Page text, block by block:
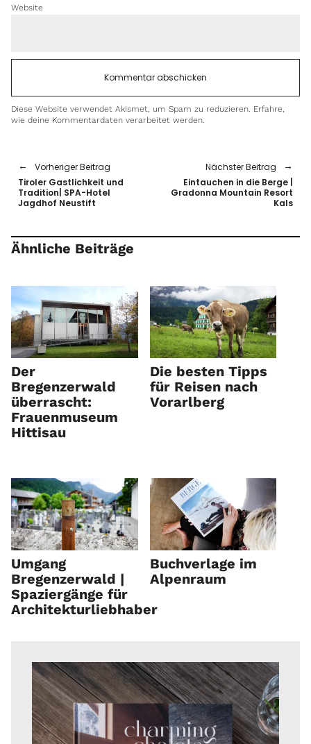
Website
Diese Website verwendet Akismet, um Spam zu reduzieren. Erfahre,
wie deine Kommentardaten verarbeitet werden.
Vorheriger Beitrag
Tiroler Gastlichkeit und
Tradition| SPA-Hotel
Jagdhof Neustift
Nächster Beitrag
Eintauchen in die Berge |
Gradonna Mountain Resort
Kals
Ähnliche Beiträge
Der
Bregenzerwald
überrascht:
Frauenmuseum
Hittisau
Die besten Tipps
für Reisen nach
Vorarlberg
Umgang
Bregenzerwald |
Spaziergänge für
Architekturliebhaber
Buchverlage im
Alpenraum